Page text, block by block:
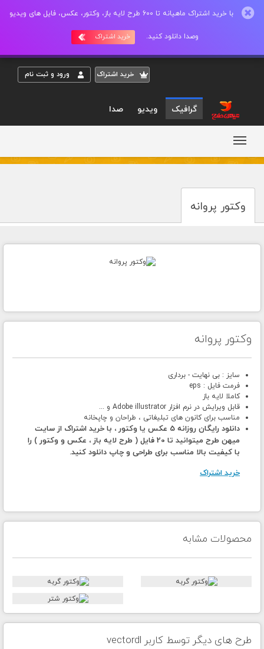
با خرید اشتراک ماهیانه تا 600 طرح لایه باز، وکتور، عکس، فایل های ویدیو
وصدا دانلود کنید. خرید اشتراک
خريد اشتراک ورود و ثبت نام
گرافیک ویدیو صدا
وکتور پروانه
وکتور پروانه
سایز : بی نهایت - برداری
فرمت فایل : eps
کاملا لایه باز
قابل ویرایش در نرم افزار Adobe illustrator و ...
مناسب برای کانون های تبلیغاتی ، طراحان و چاپخانه
دانلود رایگان روزانه 5 عکس یا وکتور ، با خرید اشتراک از سایت
میهن طرح میتوانید تا 20 فایل ( طرح لایه باز ، عکس و وکتور ) را
با کیفیت بالا مناسب برای طراحی و چاپ دانلود کنید.
خرید اشتراک
محصولات مشابه
طرح های دیگر توسط کاربر vectordl